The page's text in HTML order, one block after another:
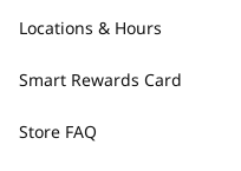
Locations & Hours
Smart Rewards Card
Store FAQ